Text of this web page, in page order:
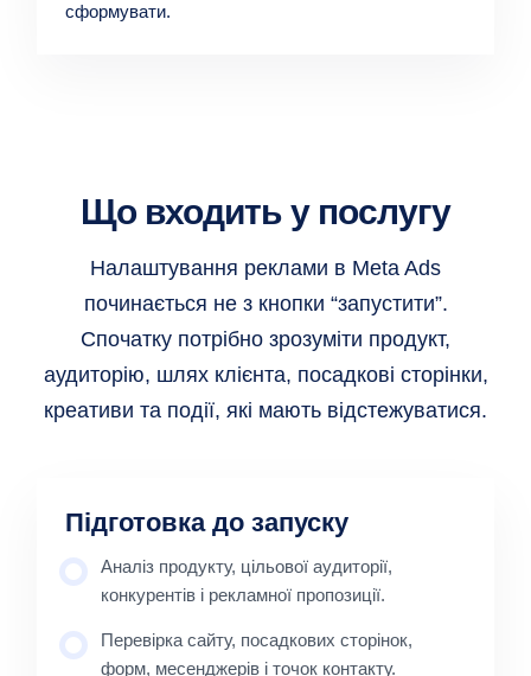
сформувати.
Що входить у послугу
Налаштування реклами в Meta Ads
починається не з кнопки “запустити”.
Спочатку потрібно зрозуміти продукт,
аудиторію, шлях клієнта, посадкові сторінки,
креативи та події, які мають відстежуватися.
Підготовка до запуску
Аналіз продукту, цільової аудиторії,
конкурентів і рекламної пропозиції.
Перевірка сайту, посадкових сторінок,
форм, месенджерів і точок контакту.